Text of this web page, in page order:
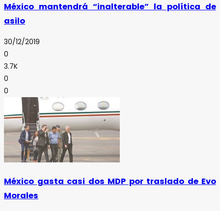
México mantendrá “inalterable” la política de
asilo
30/12/2019
0
3.7K
0
0
México gasta casi dos MDP por traslado de Evo
Morales